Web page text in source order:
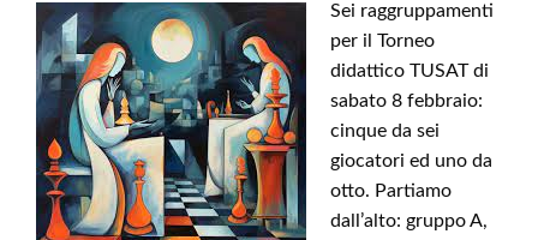
Sei raggruppamenti
per il Torneo
didattico TUSAT di
sabato 8 febbraio:
cinque da sei
giocatori ed uno da
otto. Partiamo
dall’alto: gruppo A,